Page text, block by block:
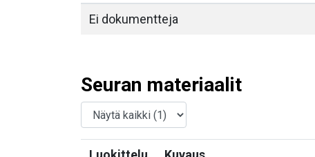
Ei dokumentteja
Seuran materiaalit